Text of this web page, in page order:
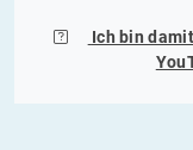
Ich bin